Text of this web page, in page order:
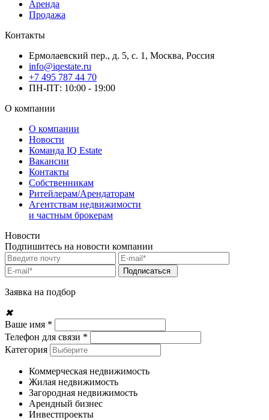
Аренда
Продажа
Контакты
Ермолаевский пер., д. 5, с. 1, Москва, Россия
info@iqestate.ru
+7 495 787 44 70
ПН-ПТ: 10:00 - 19:00
О компании
О компании
Новости
Команда IQ Estate
Вакансии
Контакты
Собственникам
Ритейлерам/Арендаторам
Агентствам недвижимости
и частным брокерам
Новости
Подпишитесь на новости компании
Подписаться
Заявка на подбор
✖
Ваше имя *
Телефон для связи *
Категория
Коммерческая недвижимость
Жилая недвижимость
Загородная недвижимость
Арендный бизнес
Инвестпроекты